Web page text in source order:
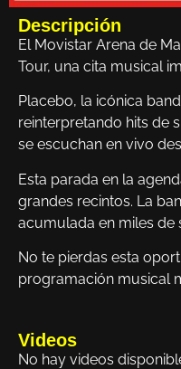
Descripción
El Movistar Arena de
Tour, una cita musical
Placebo, la icónica
reinterpretando hits de
se escuchan en vivo
Esta parada en la
grandes recintos. La
acumulada en miles de
No te pierdas esta
programación musical
Videos
No hay videos